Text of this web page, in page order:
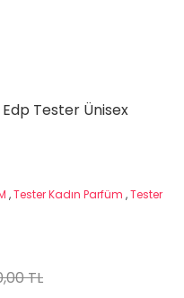
Tester Ünisex
,Tester Kadın Parfüm ,Tester
TL